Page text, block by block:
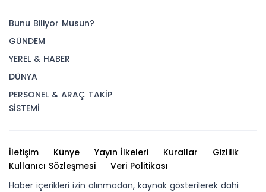
Bunu Biliyor Musun?
GÜNDEM
YEREL & HABER
DÜNYA
PERSONEL & ARAÇ TAKİP
SİSTEMİ
İletişim Künye Yayın İlkeleri Kurallar
Gizlilik
Kullanıcı Sözleşmesi
Veri Politikası
Haber içerikleri izin alınmadan, kaynak gösterilerek dahi